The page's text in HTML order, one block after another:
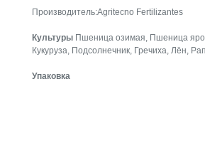
Производитель:Agritecno Fertilizantes
Культуры Пшеница озимая, Пшеница
Кукуруза, Подсолнечник, Гречиха, Лён,
Упаковка